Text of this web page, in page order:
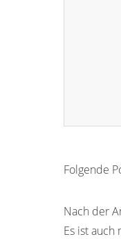
Folgende
Nach der
Es ist